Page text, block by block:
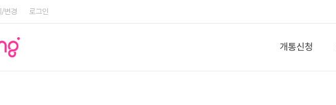
/변경 로그인
개통신청